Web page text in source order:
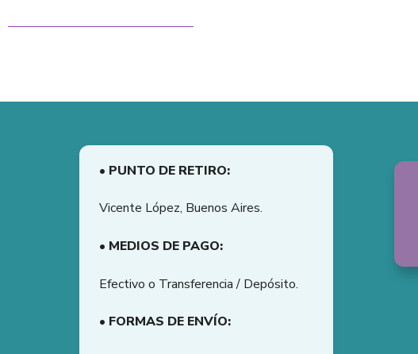
• PUNTO DE RETIRO:
Vicente López, Buenos Aires.
• MEDIOS DE PAGO:
Efectivo o Transferencia / Depósito.
• FORMAS DE ENVÍO: